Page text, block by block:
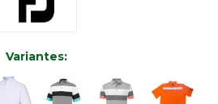
Variantes: